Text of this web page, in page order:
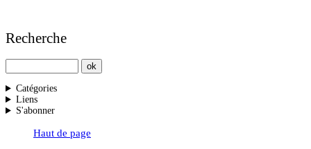
Recherche
Catégories
Liens
S'abonner
Haut de page